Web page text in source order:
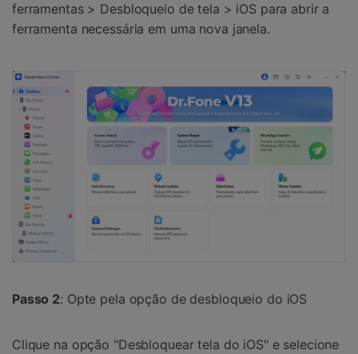
ferramentas > Desbloqueio de tela > iOS para abrir a
ferramenta necessária em uma nova janela.
Passo 2: Opte pela opção de desbloqueio do iOS
Clique na opção "Desbloquear tela do iOS" e selecione